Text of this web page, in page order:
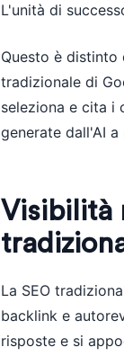
L'unità di
Questo è distinto
tradizionale di
seleziona e cita i
generate dall'AI
Visibilità
La SEO
backlink e
risposte e si